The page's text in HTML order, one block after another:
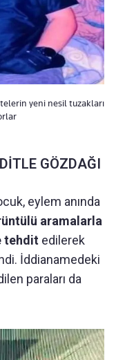
yeni nesil tuzakları
GÖZDAĞI
eylem anında
aramalarla
tehdit edilerek
İddianamedeki
paraları da